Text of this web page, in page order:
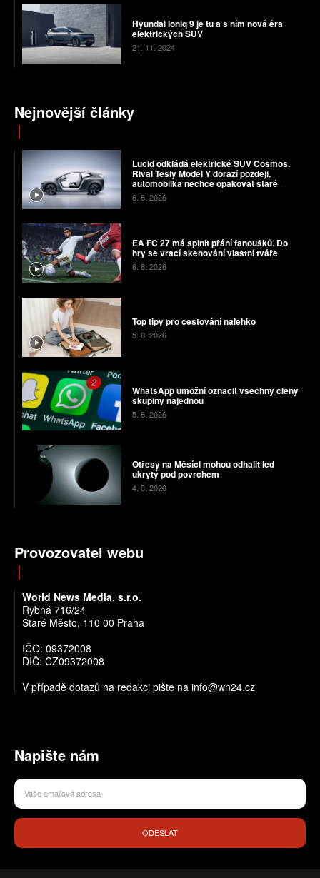
Hyundai Ioniq 9 je tu a s ním nová éra
elektrických SUV
21. 11. 2024
Nejnovější články
Lucid odkládá elektrické SUV Cosmos.
Rival Tesly Model Y dorazí později,
automobilka nechce opakovat staré
chyby
6. 8. 2026
EA FC 27 má splnit přání fanoušků. Do
hry se vrací skenování vlastní tváře
6. 8. 2026
Top tipy pro cestování nalehko
5. 8. 2026
WhatsApp umožní označit všechny členy
skupiny najednou
5. 8. 2026
Otřesy na Měsíci mohou odhalit led
ukrytý pod povrchem
4. 8. 2026
Provozovatel webu
World News Media, s.r.o.
Rybná 716/24
Staré Město, 110 00 Praha
IČO: 09372008
DIČ: CZ09372008
V případě dotazů na redakci pište na info@wn24.cz
Napište nám
ODESLAT